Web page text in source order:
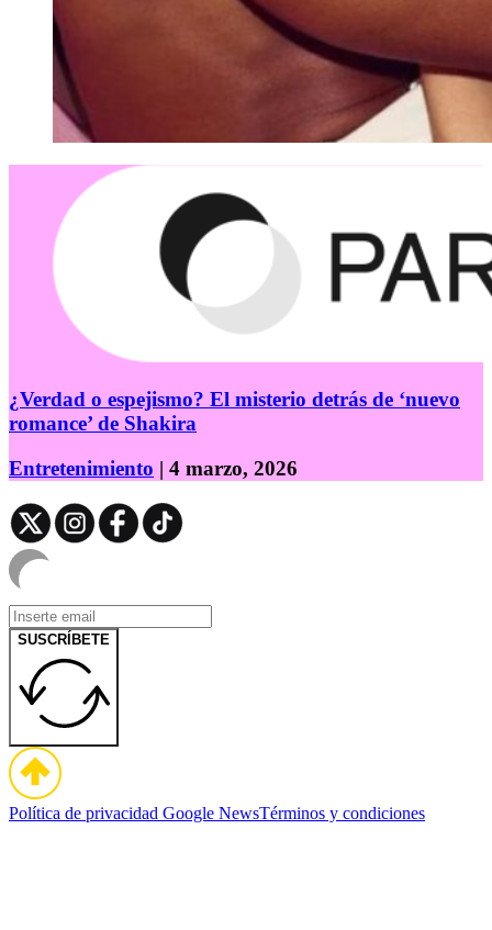
¿Verdad o espejismo? El misterio detrás de ‘nuevo
romance’ de Shakira
Entretenimiento | 4 marzo, 2026
SUSCRÍBETE
Política de privacidad Google NewsTérminos y condiciones